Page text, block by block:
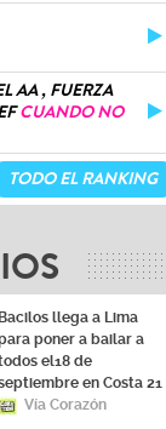
AA , FUERZA
CUANDO NO
TODO EL RANKING
Bacilos llega a Lima
poner a bailar a
el18 de
en Costa 21
Vía Corazón